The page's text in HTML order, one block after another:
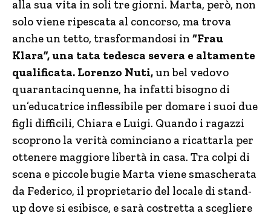
alla sua vita in soli tre giorni. Marta, però, non
solo viene ripescata al concorso, ma trova
anche un tetto, trasformandosi in “Frau
Klara”, una tata tedesca severa e altamente
qualificata. Lorenzo Nuti,un bel vedovo
quarantacinquenne, ha infatti bisogno di
un’educatrice inflessibile per domare i suoi due
figli difficili, Chiara e Luigi. Quando i ragazzi
scoprono la verità cominciano a ricattarla per
ottenere maggiore libertà in casa. Tra colpi di
scena e piccole bugie Marta viene smascherata
da Federico, il proprietario del locale di stand-
up dove si esibisce, e sarà costretta a scegliere